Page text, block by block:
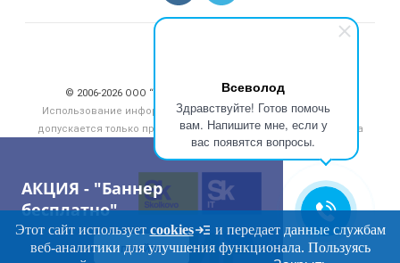
Всеволод
Здравствуйте! Готов помочь
вам. Напишите мне, если у
вас появятся вопросы.
АКЦИЯ - "Баннер
бесплатно"
ПЕРЕЙТИ
© 2006‑2026 ООО “Инлайн”. 12+ Все права защищены.
Использование информации, размещенной на данном сайте,
допускается только при размещении активной гиперссылки на
meatinfo.ru
Этот сайт использует cookies
и передает данные службам
веб-аналитики для улучшения функционала. Пользуясь